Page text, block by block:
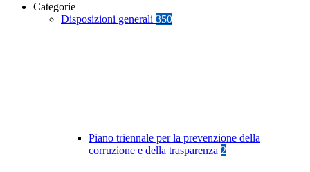
Categorie
Disposizioni generali 350
Piano triennale per la prevenzione della
corruzione e della trasparenza 2